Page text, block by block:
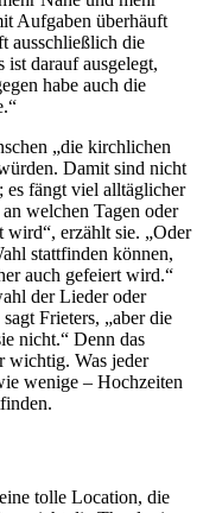
Aufgaben überhäuft
ausschließlich die
darauf ausgelegt,
habe auch die
„die kirchlichen
Damit sind nicht
es fängt viel alltäglicher
welchen Tagen oder
wird“, erzählt sie. „Oder
stattfinden können,
auch gefeiert wird.“
der Lieder oder
Frieters, „aber die
nicht.“ Denn das
wichtig. Was jeder
wenige – Hochzeiten
tolle Location, die